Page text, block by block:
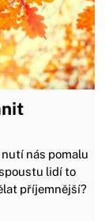
nás pomalu
lidí to
příjemnější?